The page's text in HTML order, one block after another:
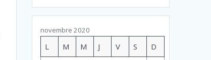
novembre 2020
L M M J V S D